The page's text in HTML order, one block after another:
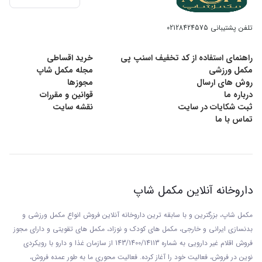
افت بدن پس از یائسگی طبیعی است اما به کمک
برخی خوراکی‌ها، ورزش کردن و مولتی ویتامین‌ها
می‌توان این عوارض را تا حدودی کاهش داد.
اس تی پی فارما :
کمک به شادی و نشاط، ایمنی، سلامت استخوان ها و
سلامت بعد از دوران یائسگی
تلفن پشتیبانی 02128424575
راهنمای استفاده از کد تخفیف اسنپ پی
خرید اقساطی
مکمل ورزشی
مجله مکمل شاپ
روش های ارسال
مجوزها
درباره ما
قوانین و مقررات
ثبت شکایات در سایت
نقشه سایت
تماس با ما
داروخانه آنلاین مکمل شاپ
مکمل شاپ، بزرگترین و با سابقه ترین داروخانه آنلاین فروش انواع مکمل ورزشی و
بدنسازی ایرانی و خارجی، مکمل های کودک و نوزاد، مکمل های تقویتی و دارای مجوز
فروش اقلام غیر دارویی به شماره 143/1400/14113 از
سازمان غذا و دارو با رويکردی
نوين در فروش، فعاليت خود را آغاز کرده. فعاليت محوری ما به طور عمده فروش،